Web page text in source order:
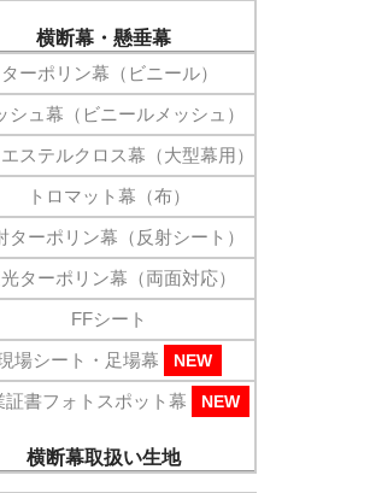
横断幕・懸垂幕
ターポリン幕（ビニール）
シュ幕（ビニールメッシュ）
ステルクロス幕（大型幕用）
トロマット幕（布）
ターポリン幕（反射シート）
ターポリン幕（両面対応）
FFシート
場シート・足場幕
NEW
証書フォトスポット幕 NEW
横断幕取扱い生地